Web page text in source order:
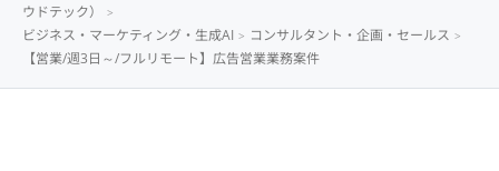
ウドテック）
ビジネス・マーケティング・生成AI
コンサルタント・企画・セールス
【営業/週3日～/フルリモート】広告営業業務案件